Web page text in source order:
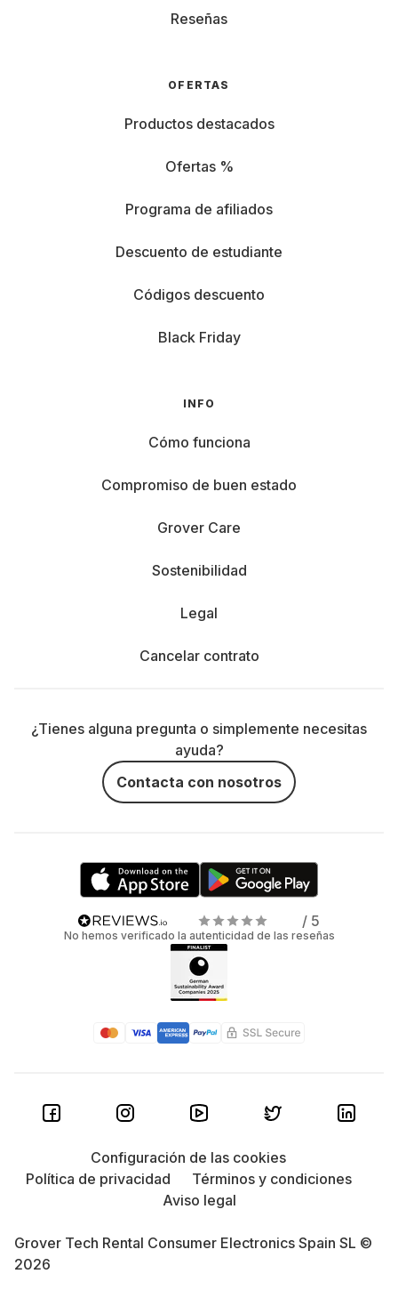
Reseñas
OFERTAS
Productos destacados
Ofertas %
Programa de afiliados
Descuento de estudiante
Códigos descuento
Black Friday
INFO
Cómo funciona
Compromiso de buen estado
Grover Care
Sostenibilidad
Legal
Cancelar contrato
¿Tienes alguna pregunta o simplemente necesitas
ayuda?
Contacta con nosotros
/ 5
No hemos verificado la autenticidad de las reseñas
Grover Tech Rental Consumer Electronics Spain SL ©
2026
Configuración de las cookies
Política de privacidad
Términos y condiciones
Aviso legal